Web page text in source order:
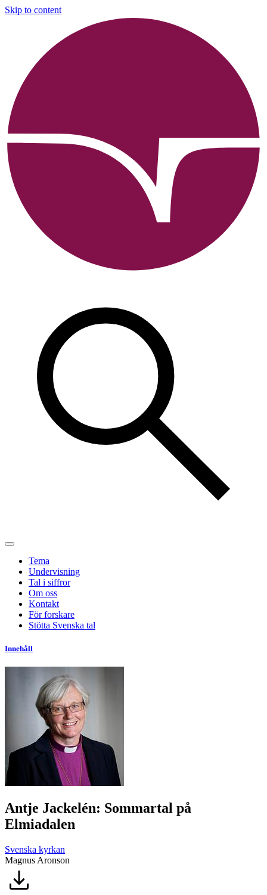
Skip to content
Tema
Undervisning
Tal i siffror
Om oss
Kontakt
För forskare
Stötta Svenska tal
Innehåll
Antje Jackelén: Sommartal på
Elmiadalen
Svenska kyrkan
Magnus Aronson